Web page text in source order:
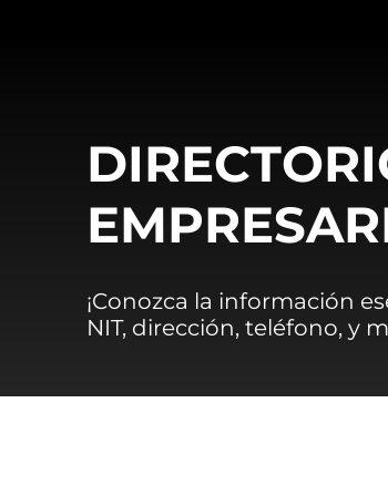
¡Conozca la información
NIT, dirección, teléfono, y